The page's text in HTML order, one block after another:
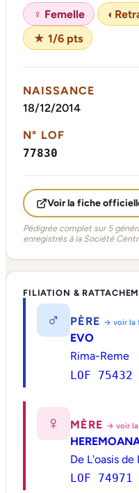
♀ Femelle ◐
★ 1/6 pts
NAISSANCE
18/12/2014
N° LOF
77830
Voir la fiche
Pédigrée complet sur 5
enregistrés à la Société
FILIATION &
♂ PÈRE → voir la
EVO
Rima-Reme
LOF 75432
♀ MÈRE → voir la
De L'oasis de
LOF 74971